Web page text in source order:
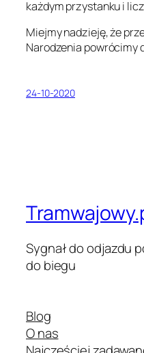
każdym przystanku i
Miejmy nadzieję, że
Narodzenia powrócimy
24-10-2020
Sygnał do odjazdu
do biegu
Blog
O nas